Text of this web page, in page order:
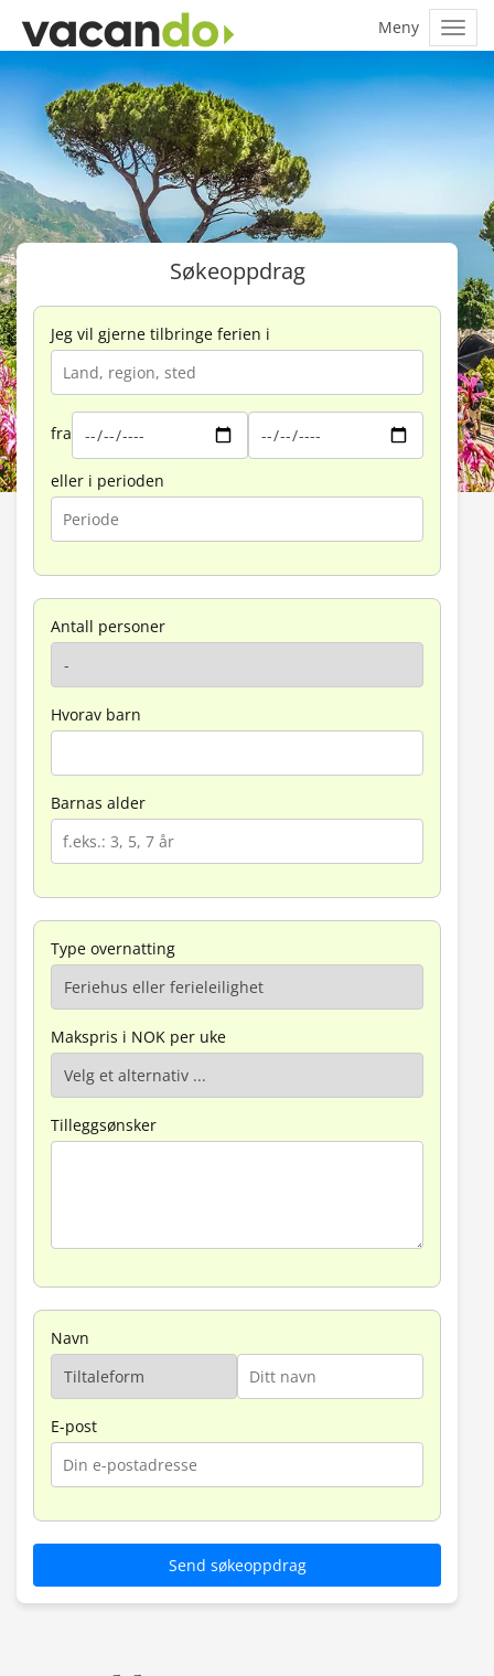
Søkeoppdrag
Jeg vil gjerne tilbringe ferien i
fra
eller i perioden
Antall personer
Hvorav barn
Barnas alder
Type overnatting
Makspris i NOK per uke
Tilleggsønsker
Navn
E-post
Send søkeoppdrag